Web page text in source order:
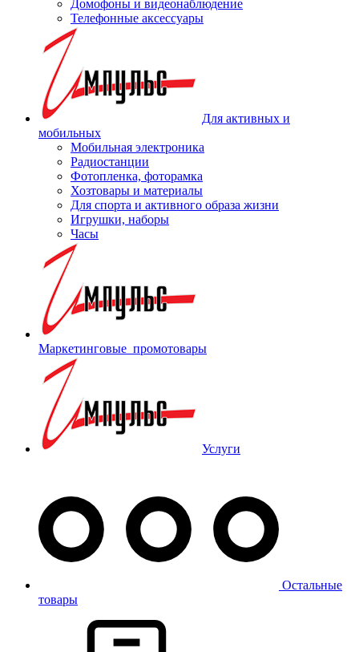
Домофоны и видеонаблюдение
Телефонные аксессуары
Для активных и
мобильных
Мобильная электроника
Радиостанции
Фотопленка, фоторамка
Хозтовары и материалы
Для спорта и активного образа жизни
Игрушки, наборы
Часы
Маркетинговые_промотовары
Услуги
Остальные
товары